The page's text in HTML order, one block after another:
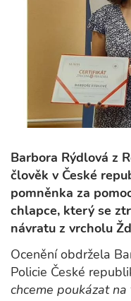
Barbora Rýdlová z
člověk v České
pomněnka za
chlapce, který se
návratu z vrcholu
Ocenění obdržela
Policie České
chceme poukázat